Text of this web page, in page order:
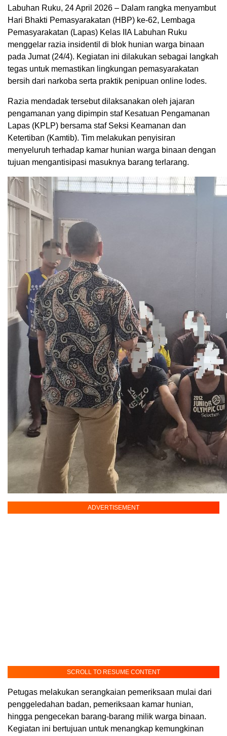
Labuhan Ruku, 24 April 2026 – Dalam rangka menyambut
Hari Bhakti Pemasyarakatan (HBP) ke-62, Lembaga
Pemasyarakatan (Lapas) Kelas IIA Labuhan Ruku
menggelar razia insidentil di blok hunian warga binaan
pada Jumat (24/4). Kegiatan ini dilakukan sebagai langkah
tegas untuk memastikan lingkungan pemasyarakatan
bersih dari narkoba serta praktik penipuan online lodes.
Razia mendadak tersebut dilaksanakan oleh jajaran
pengamanan yang dipimpin staf Kesatuan Pengamanan
Lapas (KPLP) bersama staf Seksi Keamanan dan
Ketertiban (Kamtib). Tim melakukan penyisiran
menyeluruh terhadap kamar hunian warga binaan dengan
tujuan mengantisipasi masuknya barang terlarang.
ADVERTISEMENT
SCROLL TO RESUME CONTENT
Petugas melakukan serangkaian pemeriksaan mulai dari
penggeledahan badan, pemeriksaan kamar hunian,
hingga pengecekan barang-barang milik warga binaan.
Kegiatan ini bertujuan untuk menangkap kemungkinan